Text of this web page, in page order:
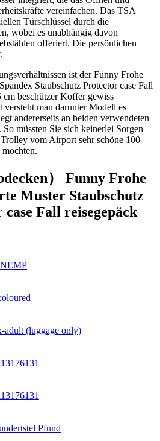
vereinfachen. Das TSA
Türschlüssel durch die
wobei es unabhängig davon
offeriert. Die persönlichen
ist der Funny Frohe
Staubschutz Protector case Fall
beschützer Koffer gewiss
versteht man darunter Modell es
andererseits an beiden verwendeten
müssten Sie sich keinerlei Sorgen
vom Airport sehr schöne 100
） Funny Frohe
Muster Staubschutz
Fall reisegepäck
adult (luggage only)
Pfund